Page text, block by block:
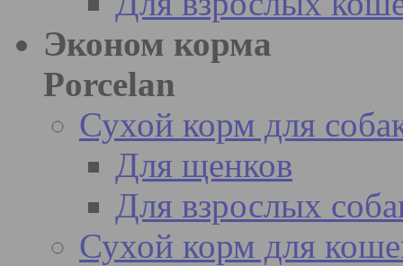
Эконом корма
Porcelan
Сухой корм для
Для щенков
Для взрослых
Сухой корм для